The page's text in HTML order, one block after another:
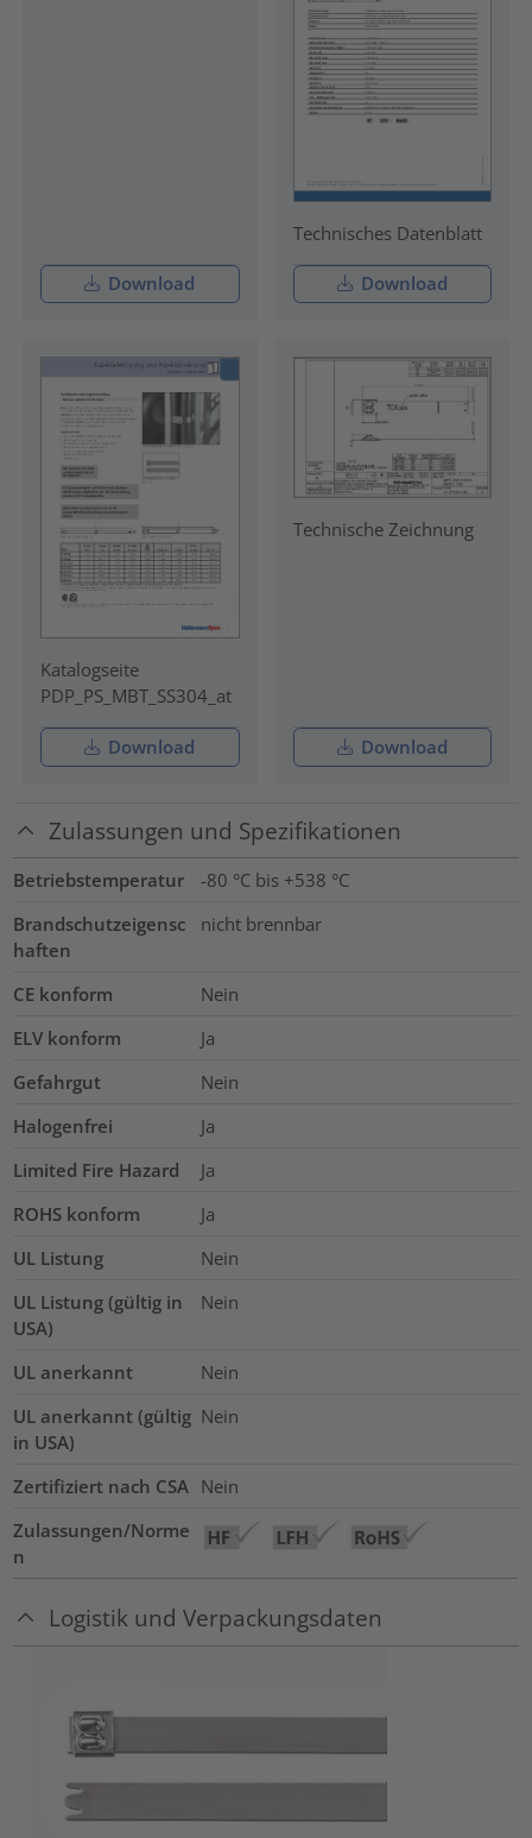
Download
Technisches Datenblatt
Download
Katalogseite
PDP_PS_MBT_SS304_at
Download
Technische Zeichnung
Download
Zulassungen und Spezifikationen
Betriebstemperatur
-80 °C bis +538 °C
Brandschutzeigensc
haften
nicht brennbar
CE konform
Nein
ELV konform
Ja
Gefahrgut
Nein
Halogenfrei
Ja
Limited Fire Hazard
Ja
ROHS konform
Ja
UL Listung
Nein
UL Listung (gültig in
USA)
Nein
UL anerkannt
Nein
UL anerkannt (gültig
in USA)
Nein
Zertifiziert nach CSA Nein
Zulassungen/Norme
n
Logistik und Verpackungsdaten